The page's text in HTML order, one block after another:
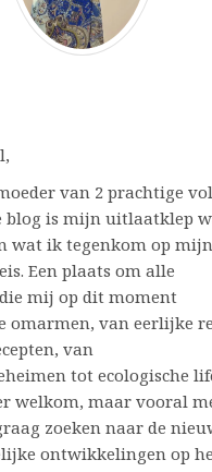
van 2 prachtige
blog is mijn uitlaatklep
wat ik tegenkom op mijn
Een plaats om alle
mij op dit moment
omarmen, van eerlijke
van
tot ecologische
welkom, maar vooral
zoeken naar de
ontwikkelingen op